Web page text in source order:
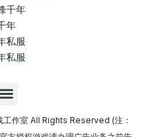
千年
年
私服
私服
M
e
n作室 All Rights Reserved (注：